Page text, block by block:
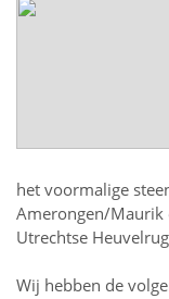
het voormalige
Amerongen/Maurik
Utrechtse
Wij hebben de